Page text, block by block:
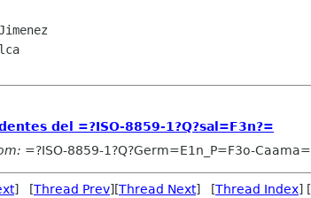
del =?ISO-8859-1?Q?sal=F3n?=
=?ISO-8859-1?Q?Germ=E1n_P=F3o-
] [Thread Prev][Thread Next] [Thread Index] [